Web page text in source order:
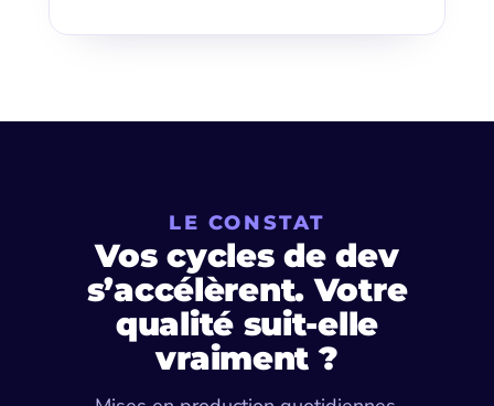
LE CONSTAT
Vos cycles de dev
s’accélèrent. Votre
qualité suit-elle
vraiment ?